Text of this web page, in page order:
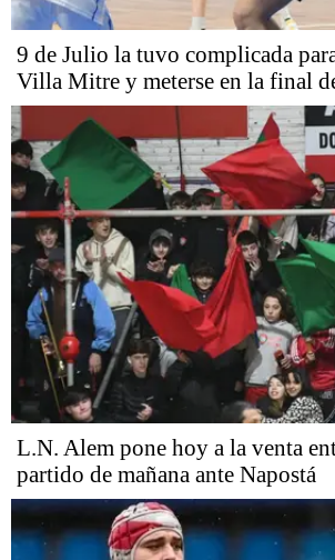
9 de Julio la tuvo complicada
Villa Mitre y meterse en la final
L.N. Alem pone hoy a la venta
partido de mañana ante Napostá